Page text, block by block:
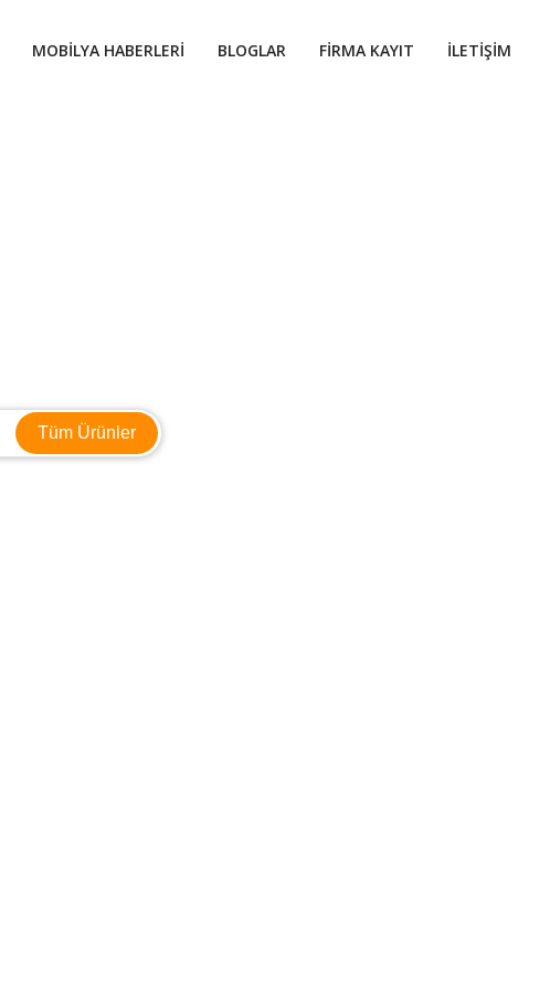
MOBILYA HABERLERI BLOGLAR FIRMA KAYIT İLETIŞIM
Tüm Ürünler